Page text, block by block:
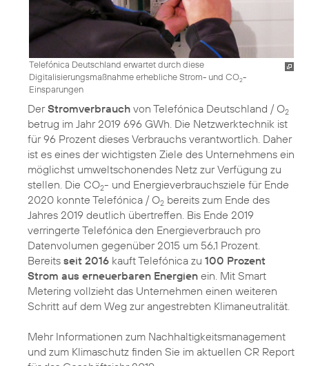
Telefónica Deutschland erwartet durch diese
Digitalisierungsmaßnahme erhebliche Strom- und CO2-
Einsparungen
DerStromverbrauch von Telefónica Deutschland / O2
betrug im Jahr 2019 696 GWh. Die Netzwerktechnik ist
für 96 Prozent dieses Verbrauchs verantwortlich. Daher
ist es eines der wichtigsten Ziele des Unternehmens ein
möglichst umweltschonendes Netz zur Verfügung zu
stellen. Die CO2- und Energieverbrauchsziele für Ende
2020 konnte Telefónica / O2 bereits zum Ende des
Jahres 2019 deutlich übertreffen. Bis Ende 2019
verringerte Telefónica den Energieverbrauch pro
Datenvolumen gegenüber 2015 um 56,1 Prozent.
Bereits seit 2016 kauft Telefónica zu 100 Prozent
Strom aus erneuerbaren Energien ein. Mit Smart
Metering vollzieht das Unternehmen einen weiteren
Schritt auf dem Weg zur angestrebten Klimaneutralität.
Mehr Informationen zum Nachhaltigkeitsmanagement
und zum Klimaschutz finden Sie im aktuellen CR Report